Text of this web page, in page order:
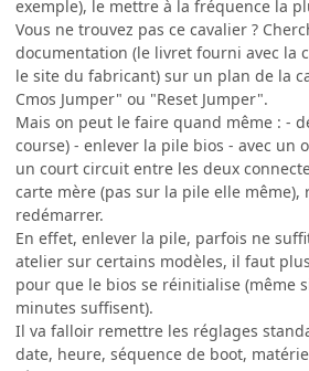
exemple), le mettre à la fréquence la
Vous ne trouvez pas ce cavalier ?
documentation (le livret fourni avec la
le site du fabricant) sur un plan de la
Cmos Jumper" ou "Reset Jumper".
Mais on peut le faire quand même : -
course) - enlever la pile bios - avec un
un court circuit entre les deux
carte mère (pas sur la pile elle même),
redémarrer.
En effet, enlever la pile, parfois ne
atelier sur certains modèles, il faut
pour que le bios se réinitialise (même
minutes suffisent).
Il va falloir remettre les réglages
date, heure, séquence de boot,